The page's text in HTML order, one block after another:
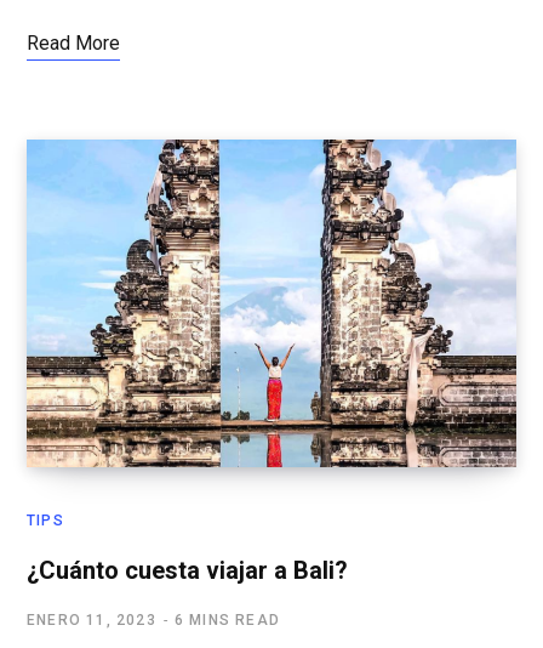
Read More
TIPS
¿Cuánto cuesta viajar a Bali?
ENERO 11, 2023 6 MINS READ